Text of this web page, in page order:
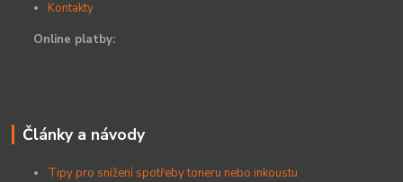
Kontakty
Online platby:
Články a návody
Tipy pro snížení spotřeby toneru nebo inkoustu